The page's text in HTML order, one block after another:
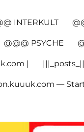
INTERKULT
@@@ PSYCHE
|
on.kuuuk.com —